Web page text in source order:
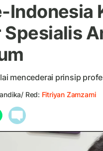
Indonesia
Spesialis
mencederai prinsip
Red: Fitriyan Zamzami